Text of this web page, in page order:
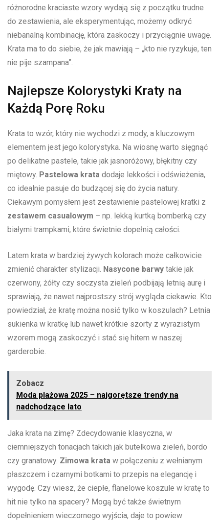
różnorodne kraciaste wzory ‍wydają się⁢ z początku ⁢trudne
do zestawienia, ale eksperymentując, możemy odkryć​
niebanalną kombinację, która zaskoczy i przyciągnie uwagę.⁤
Krata ma to do siebie, że jak mawiają – „kto nie ryzykuje, ten
nie pije szampana”.
Najlepsze Kolorystyki Kraty na
Każdą Porę Roku
Krata to wzór, który‍ nie wychodzi‍ z mody, a kluczowym
elementem jest jego kolorystyka. Na wiosnę warto⁤ sięgnąć
po delikatne pastele, takie jak jasnoróżowy, błękitny czy
miętowy. Pastelowa krata dodaje lekkości i​ odświeżenia,
co idealnie pasuje do budzącej się⁢ do ‌życia natury.
Ciekawym pomysłem jest zestawienie ‌pastelowej kratki z
zestawem casualowym – np. lekką kurtką bomberką​ czy
białymi ‌trampkami, które świetnie⁣ dopełnią całości.
Latem krata w bardziej żywych kolorach ⁢może całkowicie
zmienić charakter stylizacji. Nasycone barwy takie jak
czerwony, żółty czy soczysta zieleń podbijają letnią aurę i
sprawiają, że nawet najprostszy strój wygląda ciekawie. Kto
powiedział, że kratę można nosić ​tylko w koszulach?‍ Letnia
sukienka w kratkę lub⁤ nawet krótkie szorty z wyrazistym
wzorem mogą zaskoczyć i stać‍ się hitem‍ w naszej
garderobie.
Zobacz
Moda plażowa 2025 – najgorętsze trendy na
nadchodzące lato
Jaka krata na ‍zimę? Zdecydowanie klasyczna, w
ciemniejszych tonacjach takich jak butelkowa zieleń, bordo
czy granatowy. Zimowa‌ krata w ⁤połączeniu z wełnianym
płaszczem i czarnymi botkami to przepis na elegancję i
‌wygodę. Czy wiesz, że ciepłe, flanelowe koszule w kratę to
hit nie tylko na spacery? Mogą być także świetnym
dopełnieniem wieczornego wyjścia, daje to powiew